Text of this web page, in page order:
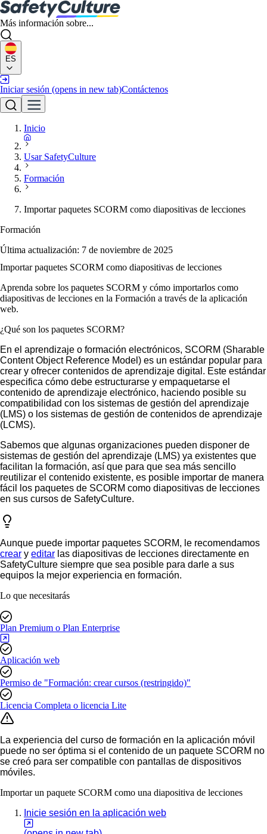
Más información sobre...
ES
Iniciar sesión (opens in new tab)Contáctenos
Inicio
Usar SafetyCulture
Formación
Importar paquetes SCORM como diapositivas de lecciones
Formación
Última actualización: 7 de noviembre de 2025
Importar paquetes SCORM como diapositivas de lecciones
Aprenda sobre los paquetes SCORM y cómo importarlos como
diapositivas de lecciones en la Formación a través de la aplicación
web.
¿Qué son los paquetes SCORM?
En el aprendizaje o formación electrónicos, SCORM (Sharable
Content Object Reference Model) es un estándar popular para
crear y ofrecer contenidos de aprendizaje digital. Este estándar
especifica cómo debe estructurarse y empaquetarse el
contenido de aprendizaje electrónico, haciendo posible su
compatibilidad con los sistemas de gestión del aprendizaje
(LMS) o los sistemas de gestión de contenidos de aprendizaje
(LCMS).
Sabemos que algunas organizaciones pueden disponer de
sistemas de gestión del aprendizaje (LMS) ya existentes que
facilitan la formación, así que para que sea más sencillo
reutilizar el contenido existente, es posible importar de manera
fácil los paquetes de SCORM como diapositivas de lecciones
en sus cursos de SafetyCulture.
Aunque puede importar paquetes SCORM, le recomendamos
crear y editar las diapositivas de lecciones directamente en
SafetyCulture siempre que sea posible para darle a sus
equipos la mejor experiencia en formación.
Lo que necesitarás
Plan Premium o Plan Enterprise
Aplicación web
Permiso de "Formación: crear cursos (restringido)"
Licencia Completa o licencia Lite
La experiencia del curso de formación en la aplicación móvil
puede no ser óptima si el contenido de un paquete SCORM no
se creó para ser compatible con pantallas de dispositivos
móviles.
Importar un paquete SCORM como una diapositiva de lecciones
Inicie sesión en la aplicación web